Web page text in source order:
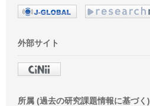
外部サイト
所属 (過去の研究課題情報に基づく)